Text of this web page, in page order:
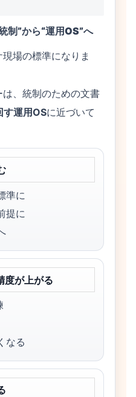
制”から“運用OS”へ
場の標準になりま
、統制のための文書
す運用OSに近づいて
準に
提に
度が上がる
なる